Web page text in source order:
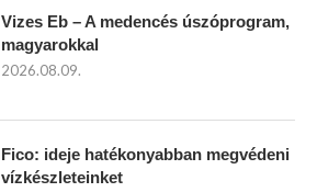
Vizes Eb – A medencés úszóprogram,
magyarokkal
2026.08.09.
Fico: ideje hatékonyabban megvédeni
vízkészleteinket